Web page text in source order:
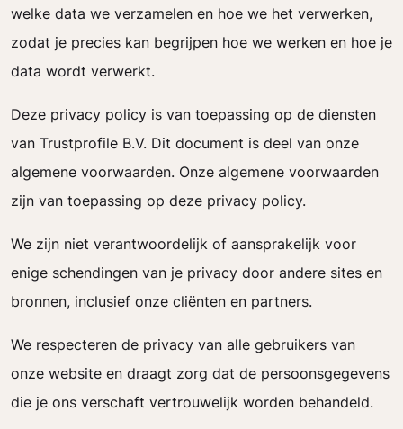
welke data we verzamelen en hoe we het verwerken,
zodat je precies kan begrijpen hoe we werken en hoe je
data wordt verwerkt.
Deze privacy policy is van toepassing op de diensten
van Trustprofile B.V. Dit document is deel van onze
algemene voorwaarden. Onze algemene voorwaarden
zijn van toepassing op deze privacy policy.
We zijn niet verantwoordelijk of aansprakelijk voor
enige schendingen van je privacy door andere sites en
bronnen, inclusief onze cliënten en partners.
We respecteren de privacy van alle gebruikers van
onze website en draagt zorg dat de persoonsgegevens
die je ons verschaft vertrouwelijk worden behandeld.